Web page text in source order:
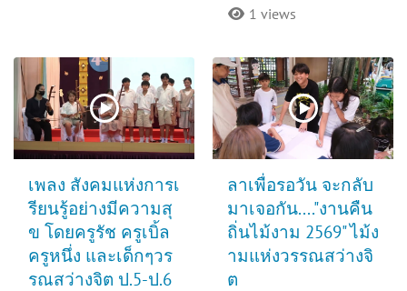
1 views
เพลง สังคมแห่งการเ
รียนรู้อย่างมีความสุ
ข โดยครูรัช ครูเบิ้ล
ครูหนึ่ง และเด็กๆวร
รณสว่างจิต ป.5-ป.6
ลาเพื่อรอวัน จะกลับ
มาเจอกัน...."งานคืน
ถิ่นไม้งาม 2569" ไม้ง
ามแห่งวรรณสว่างจิ
ต